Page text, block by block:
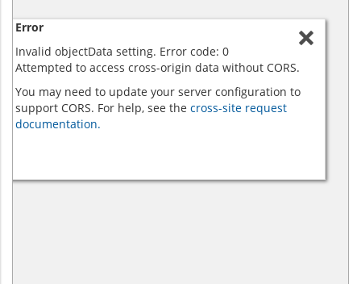
Error
Invalid objectData setting. Error code: 0
Attempted to access cross-origin data without CORS.
You may need to update your server configuration to
support CORS. For help, see the cross-site request
documentation.